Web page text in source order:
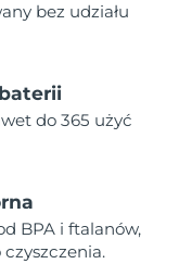
bez udziału
do 365 użyć
BPA i ftalanów,
czyszczenia.